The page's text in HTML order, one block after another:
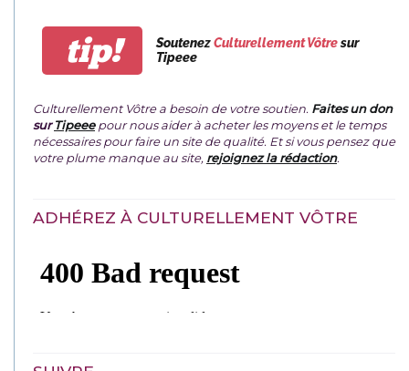
tip! SoutenezCulturellement Vôtresur
Tipeee
Culturellement Vôtre a besoin de votre soutien. Faites un don
surTipeeepour nous aider à acheter les moyens et le temps
nécessaires pour faire un site de qualité. Et si vous pensez que
votre plume manque au site, rejoignez la rédaction.
ADHÉREZ À CULTURELLEMENT VÔTRE